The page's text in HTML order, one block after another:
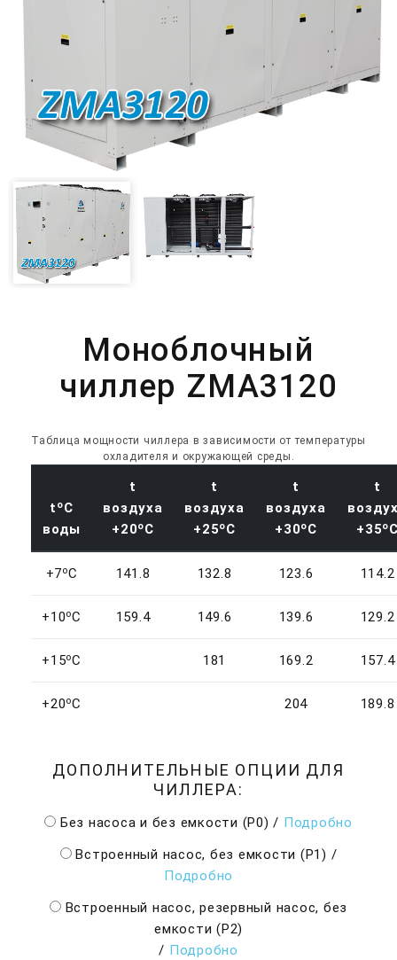
Моноблочный
чиллер ZMA3120
Таблица мощности чиллера в зависимости от температуры
охладителя и окружающей среды.
t oC
воды
t
воздуха
+20oC
t
воздуха
+25oC
t
воздуха
+30oC
t
+35o
+7oC 141.8 132.8 123.6 114.2
+10oC 159.4 149.6 139.6 129.2
+15oC 181 169.2 157.4
+20oC 204 189.8
ДОПОЛНИТЕЛЬНЫЕ ОПЦИИ ДЛЯ
ЧИЛЛЕРА:
Без насоса и без емкости (P0) / Подробно
Встроенный насос, без емкости (Р1) /
Подробно
Встроенный насос, резервный насос, без
емкости (Р2)
/ Подробно